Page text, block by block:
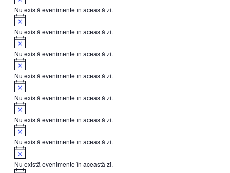
Nu există evenimente în această zi.
Notificare
Nu există evenimente în această zi.
Notificare
Nu există evenimente în această zi.
Notificare
Nu există evenimente în această zi.
Notificare
Nu există evenimente în această zi.
Notificare
Nu există evenimente în această zi.
Notificare
Nu există evenimente în această zi.
Notificare
Nu există evenimente în această zi.